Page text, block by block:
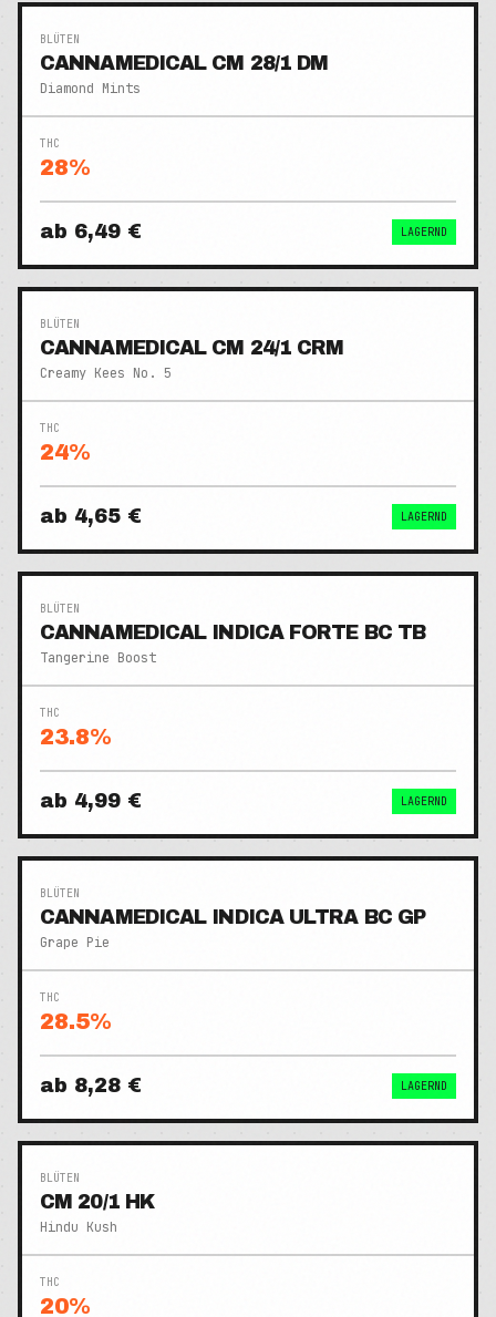
BLÜTEN
CANNAMEDICAL CM 28/1 DM
Diamond Mints
THC
28%
ab 6,49 € LAGERND
BLÜTEN
CANNAMEDICAL CM 24/1 CRM
Creamy Kees No. 5
THC
24%
ab 4,65 € LAGERND
BLÜTEN
CANNAMEDICAL INDICA FORTE BC TB
Tangerine Boost
THC
23.8%
ab 4,99 € LAGERND
BLÜTEN
CANNAMEDICAL INDICA ULTRA BC GP
Grape Pie
THC
28.5%
ab 8,28 € LAGERND
BLÜTEN
CM 20/1 HK
Hindu Kush
THC
20%